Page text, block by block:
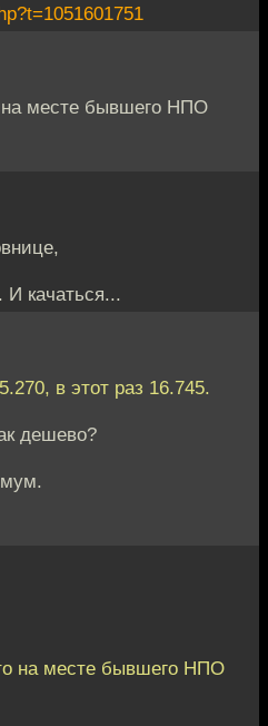
на месте бывшего НПО
И качаться...
в этот раз 16.745.
дешево?
на месте бывшего НПО